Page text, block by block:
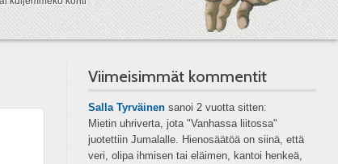
Viimeisimmät kommentit
Salla Tyrväinensanoi 2 vuotta sitten:
Mietin uhriverta, jota "Vanhassa liitossa"
juotettiin Jumalalle. Hienosäätöä on siinä, että
veri, olipa ihmisen tai eläimen, kantoi henkeä,